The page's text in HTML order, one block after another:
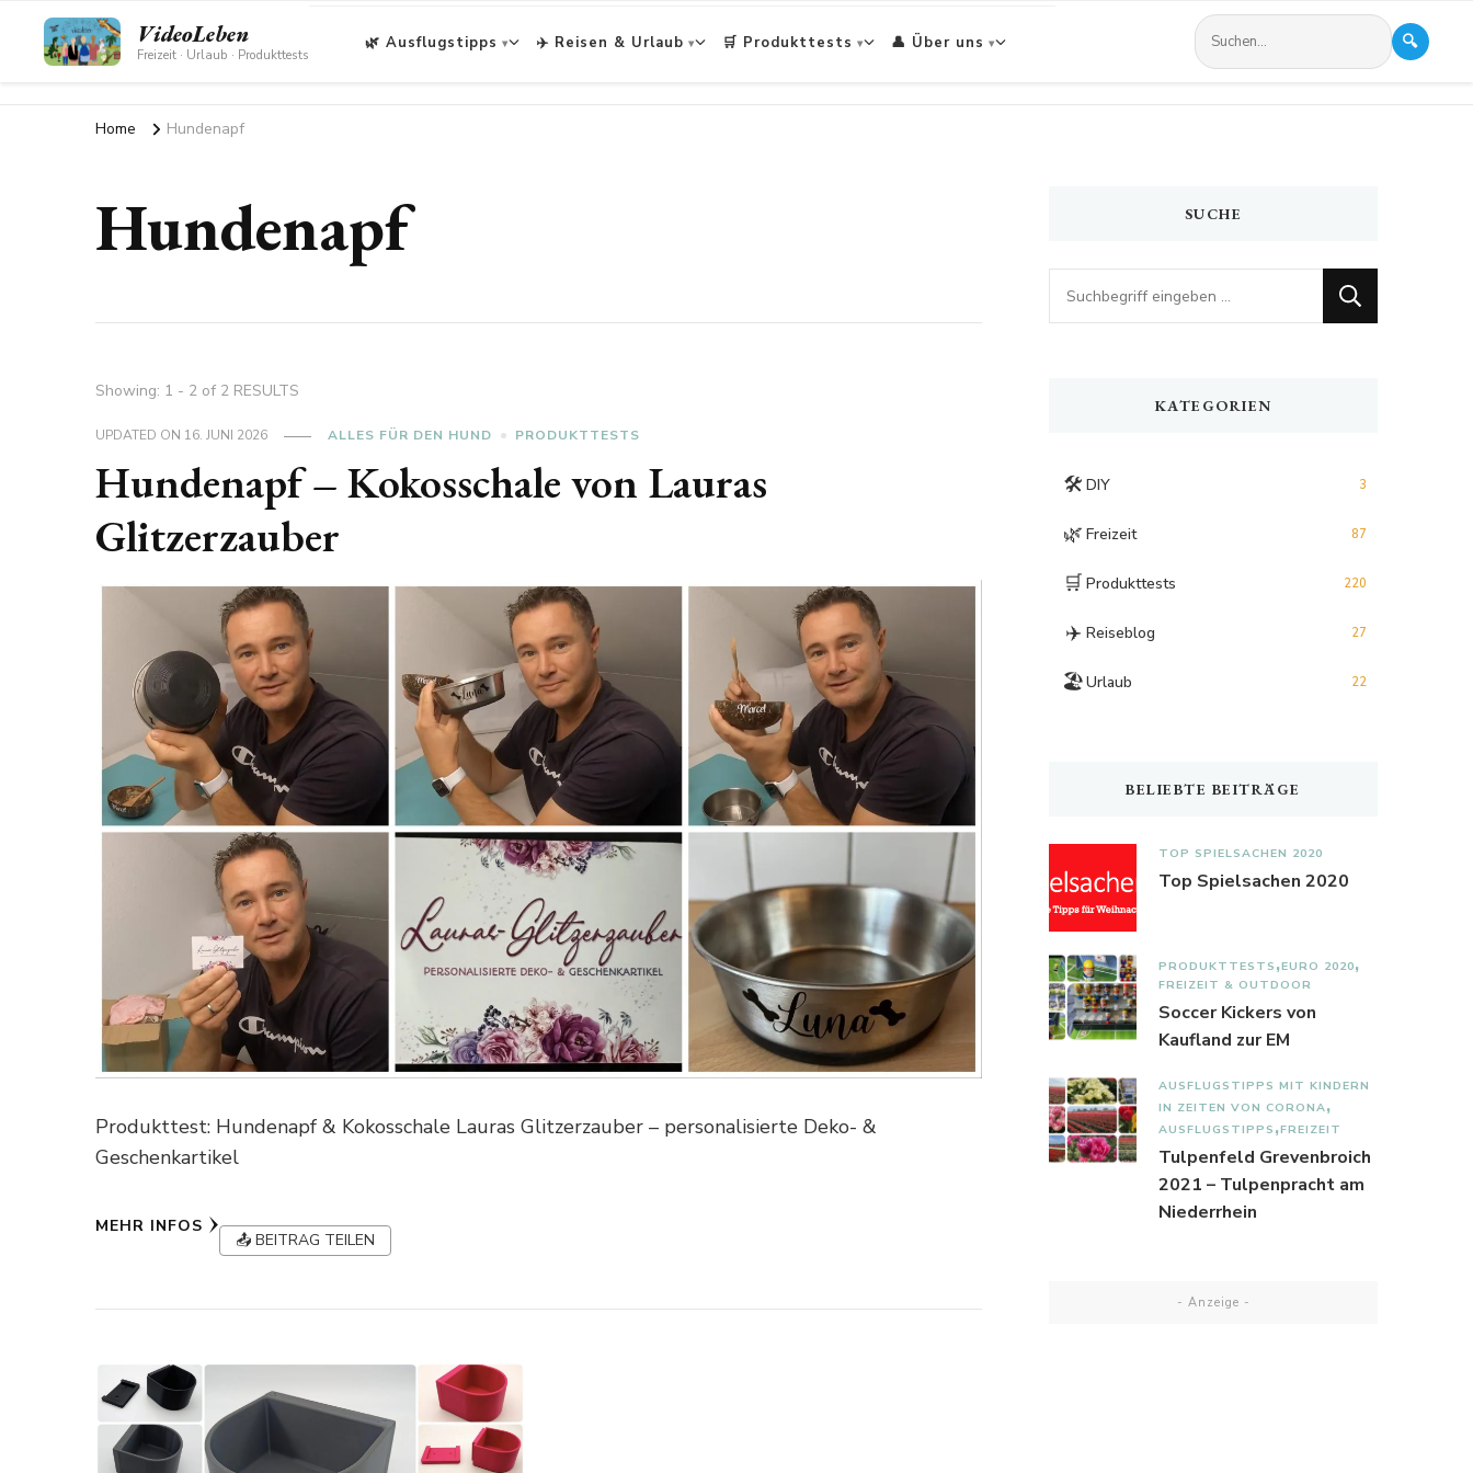
VideoLeben
Freizeit · Urlaub · Produkttests
🌿 Ausflugstipps ✈️ Reisen & Urlaub 🛒 Produkttests 👤 Über uns 🔍
Home Hundenapf
Hundenapf
Showing: 1 - 2 of 2 RESULTS
UPDATED ON 16. JUNI 2026 ALLES FÜR DEN HUND PRODUKTTESTS
Hundenapf – Kokosschale von Lauras
Glitzerzauber
Produkttest: Hundenapf & Kokosschale Lauras Glitzerzauber – personalisierte Deko- &
Geschenkartikel
MEHR INFOS
📤 BEITRAG TEILEN
SUCHE
Looking
for
KATEGORIEN
🛠️ DIY 3
🌿 Freizeit 87
🛒 Produkttests 220
✈️ Reiseblog 27
🏖️Urlaub 22
BELIEBTE BEITRÄGE
TOP SPIELSACHEN 2020
Top Spielsachen 2020
PRODUKTTESTS EURO 2020
FREIZEIT & OUTDOOR
Soccer Kickers von
Kaufland zur EM
AUSFLUGSTIPPS MIT KINDERN
IN ZEITEN VON CORONA
AUSFLUGSTIPPS FREIZEIT
Tulpenfeld Grevenbroich
2021 – Tulpenpracht am
Niederrhein
- Anzeige -